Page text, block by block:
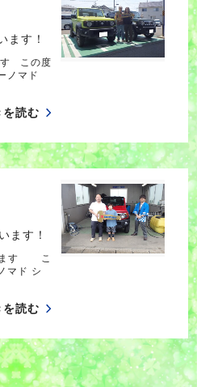
ます！
す この度
ノマド
を読む
ます！
ます こ
マド シ
を読む